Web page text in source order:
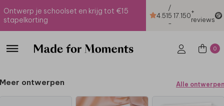
Ontwerp je schoolset en krijg tot €15
stapelkorting
4.51
/
5
-
17.150+
reviews
0
Meer ontwerpen Alle ontwerpen